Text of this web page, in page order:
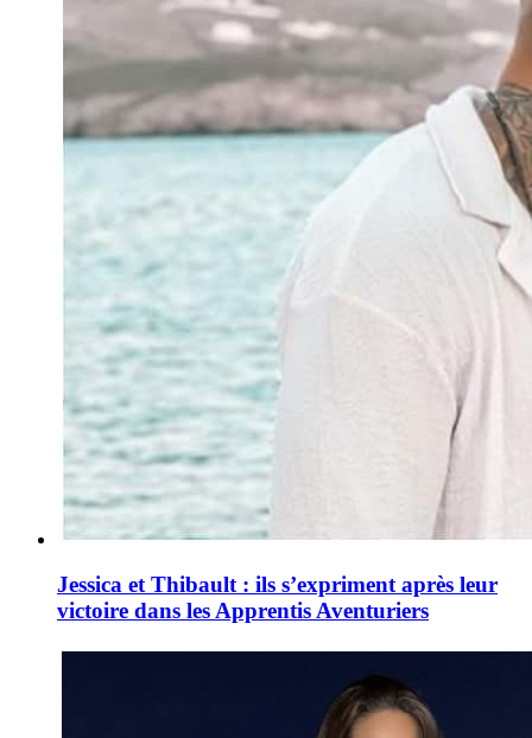
Jessica et Thibault : ils s’expriment après leur
victoire dans les Apprentis Aventuriers